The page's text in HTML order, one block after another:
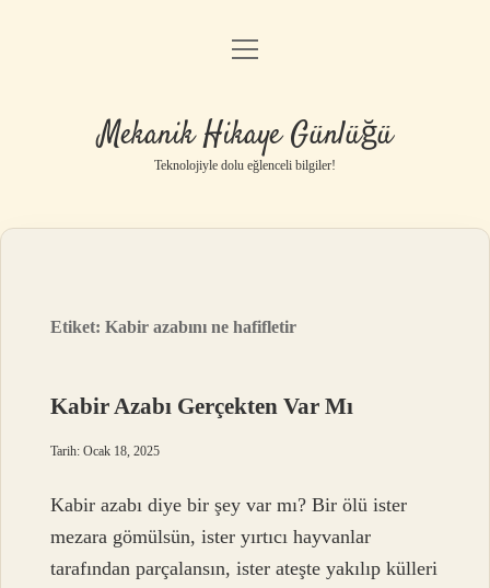
Anasayfa
Yasal Uyarı
menüyü
Mekanik Hikaye Günlüğü
Teknolojiyle dolu eğlenceli bilgiler!
Etiket:Kabir azabını ne hafifletir
Kabir Azabı Gerçekten Var Mı
Tarih: Ocak 18, 2025
Kabir azabı diye bir şey var mı? Bir ölü ister
mezara gömülsün, ister yırtıcı hayvanlar
tarafından parçalansın, ister ateşte yakılıp külleri